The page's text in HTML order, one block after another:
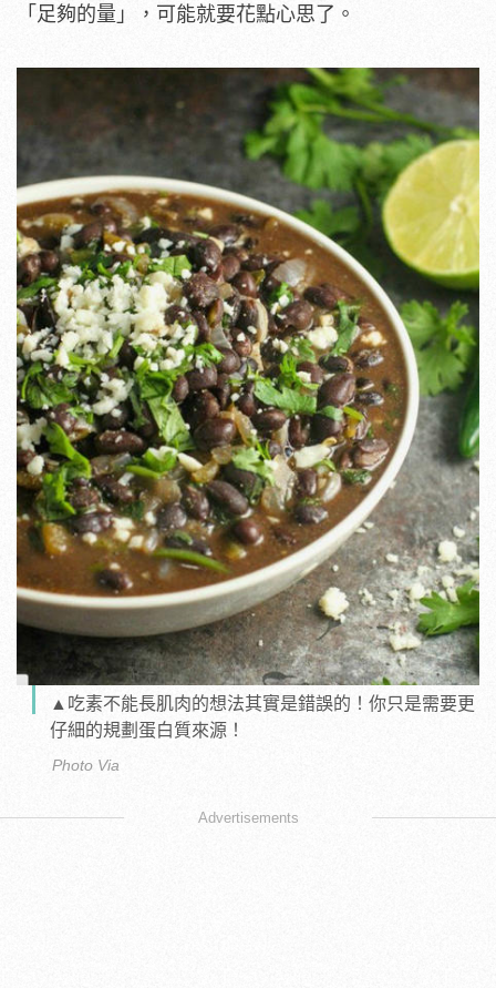
「足夠的量」，可能就要花點心思了。
▲吃素不能長肌肉的想法其實是錯誤的！你只是需要更
仔細的規劃蛋白質來源！
Photo Via
Advertisements